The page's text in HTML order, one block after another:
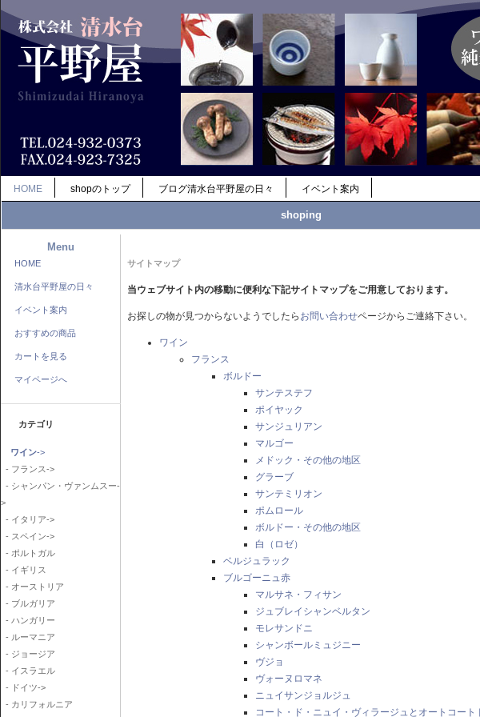
HOME shopのトップ ブログ清水台平野屋の日々 イベント案内
shoping
Menu
HOME
清水台平野屋の日々
イベント案内
おすすめの商品
カートを見る
マイページへ
カテゴリ
ワイン->
- フランス->
- シャンパン・ヴァンムスー-
>
- イタリア->
- スペイン->
- ポルトガル
- イギリス
- オーストリア
- ブルガリア
- ハンガリー
- ルーマニア
- ジョージア
- イスラエル
- ドイツ->
- カリフォルニア
サイトマップ
当ウェブサイト内の移動に便利な下記サイトマップをご用意しております。
お探しの物が見つからないようでしたら お問い合わせページからご連絡下さい。
ワイン
フランス
ボルドー
サンテステフ
ポイヤック
サンジュリアン
マルゴー
メドック・その他の地区
グラーブ
サンテミリオン
ポムロール
ボルドー・その他の地区
白（ロゼ）
ベルジュラック
ブルゴーニュ赤
マルサネ・フィサン
ジュブレイシャンベルタン
モレサンドニ
シャンボールミュジニー
ヴジョ
ヴォーヌロマネ
ニュイサンジョルジュ
コート・ド・ニュイ・ヴィラージュとオートコート